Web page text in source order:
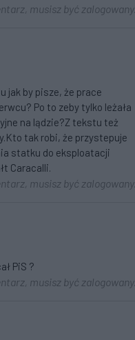
musisz być zalogowany.
jak by pisze, że prace
Po to zeby tylko leżała
na lądzie?Z tekstu też
tak robi, że przystepuje
statku do eksploatacji
Caracalli.
musisz być zalogowany.
PiS ?
musisz być zalogowany.